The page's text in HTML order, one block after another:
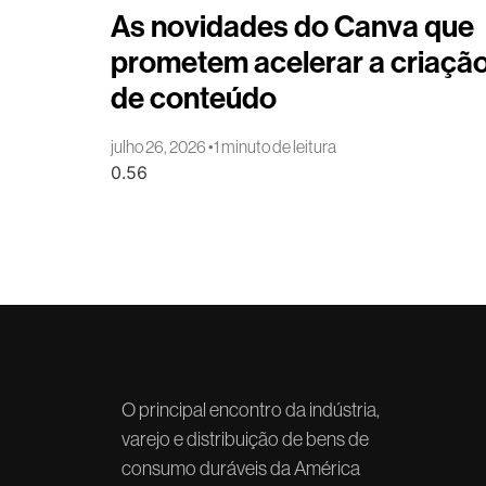
As novidades do Canva que
prometem acelerar a
de conteúdo
julho 26, 2026 1 minuto de leitura
O principal encontro da indústria,
varejo e distribuição de bens de
consumo duráveis da América